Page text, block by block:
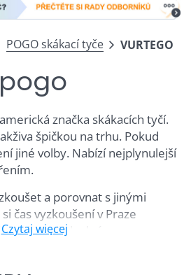
POGO skákací tyče VURTEGO
značka skákacích tyčí.
špičkou na trhu. Pokud
jiné volby. Nabízí nejplynulejší
a porovnat s jinými
čas vyzkoušení v Praze
z našich akcí.
Czytaj więcej